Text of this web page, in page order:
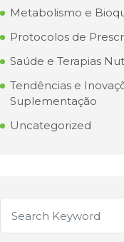
Metabolismo e
Protocolos de
Saúde e Terapias
Tendências e
Suplementação
Uncategorized